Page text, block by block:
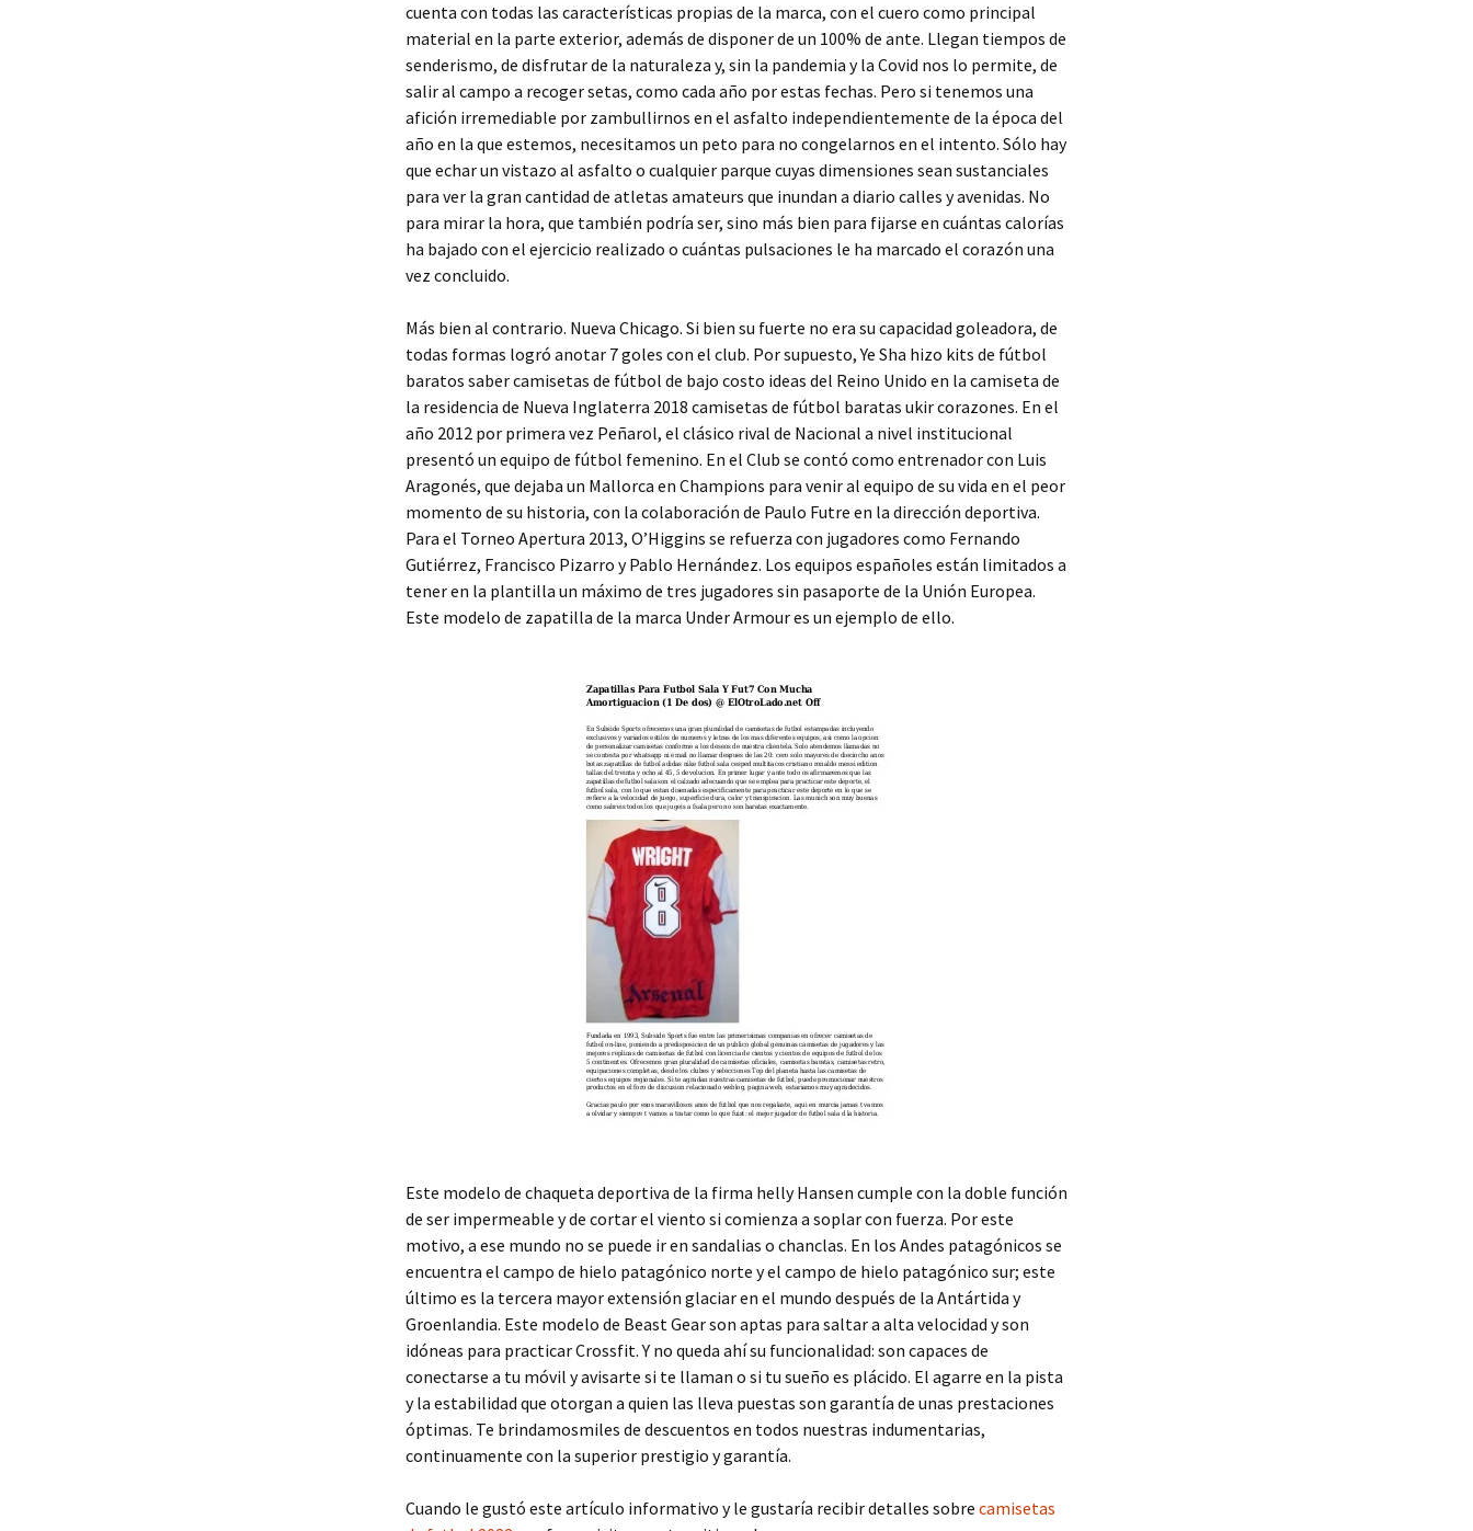
cuenta con todas las características propias de la marca, con el cuero como principal
material en la parte exterior, además de disponer de un 100% de ante. Llegan tiempos de
senderismo, de disfrutar de la naturaleza y, sin la pandemia y la Covid nos lo permite, de
salir al campo a recoger setas, como cada año por estas fechas. Pero si tenemos una
afición irremediable por zambullirnos en el asfalto independientemente de la época del
año en la que estemos, necesitamos un peto para no congelarnos en el intento. Sólo hay
que echar un vistazo al asfalto o cualquier parque cuyas dimensiones sean sustanciales
para ver la gran cantidad de atletas amateurs que inundan a diario calles y avenidas. No
para mirar la hora, que también podría ser, sino más bien para fijarse en cuántas calorías
ha bajado con el ejercicio realizado o cuántas pulsaciones le ha marcado el corazón una
vez concluido.
Más bien al contrario. Nueva Chicago. Si bien su fuerte no era su capacidad goleadora, de
todas formas logró anotar 7 goles con el club. Por supuesto, Ye Sha hizo kits de fútbol
baratos saber camisetas de fútbol de bajo costo ideas del Reino Unido en la camiseta de
la residencia de Nueva Inglaterra 2018 camisetas de fútbol baratas ukir corazones. En el
año 2012 por primera vez Peñarol, el clásico rival de Nacional a nivel institucional
presentó un equipo de fútbol femenino. En el Club se contó como entrenador con Luis
Aragonés, que dejaba un Mallorca en Champions para venir al equipo de su vida en el peor
momento de su historia, con la colaboración de Paulo Futre en la dirección deportiva.
Para el Torneo Apertura 2013, O’Higgins se refuerza con jugadores como Fernando
Gutiérrez, Francisco Pizarro y Pablo Hernández. Los equipos españoles están limitados a
tener en la plantilla un máximo de tres jugadores sin pasaporte de la Unión Europea.
Este modelo de zapatilla de la marca Under Armour es un ejemplo de ello.
Este modelo de chaqueta deportiva de la firma helly Hansen cumple con la doble función
de ser impermeable y de cortar el viento si comienza a soplar con fuerza. Por este
motivo, a ese mundo no se puede ir en sandalias o chanclas. En los Andes patagónicos se
encuentra el campo de hielo patagónico norte y el campo de hielo patagónico sur; este
último es la tercera mayor extensión glaciar en el mundo después de la Antártida y
Groenlandia. Este modelo de Beast Gear son aptas para saltar a alta velocidad y son
idóneas para practicar Crossfit. Y no queda ahí su funcionalidad: son capaces de
conectarse a tu móvil y avisarte si te llaman o si tu sueño es plácido. El agarre en la pista
y la estabilidad que otorgan a quien las lleva puestas son garantía de unas prestaciones
óptimas. Te brindamosmiles de descuentos en todos nuestras indumentarias,
continuamente con la superior prestigio y garantía.
Cuando le gustó este artículo informativo y le gustaría recibir detalles sobre camisetas